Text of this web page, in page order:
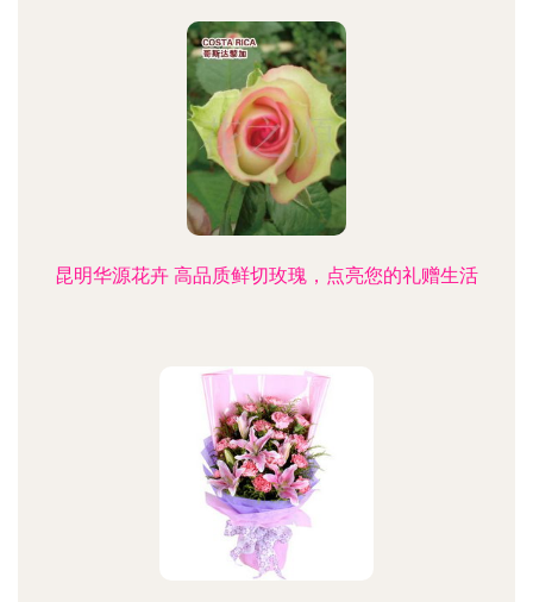
昆明华源花卉 高品质鲜切玫瑰，点亮您的礼赠生活